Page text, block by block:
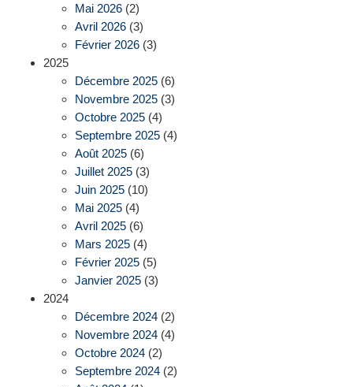
Mai 2026 (2)
Avril 2026 (3)
Février 2026 (3)
2025
Décembre 2025 (6)
Novembre 2025 (3)
Octobre 2025 (4)
Septembre 2025 (4)
Août 2025 (6)
Juillet 2025 (3)
Juin 2025 (10)
Mai 2025 (4)
Avril 2025 (6)
Mars 2025 (4)
Février 2025 (5)
Janvier 2025 (3)
2024
Décembre 2024 (2)
Novembre 2024 (4)
Octobre 2024 (2)
Septembre 2024 (2)